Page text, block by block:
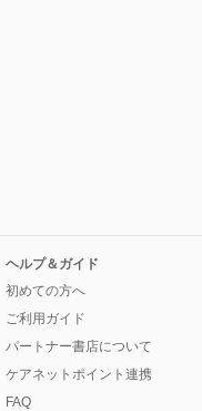
ヘルプ＆ガイド
初めての方へ
ご利用ガイド
パートナー書店について
ケアネットポイント連携
FAQ